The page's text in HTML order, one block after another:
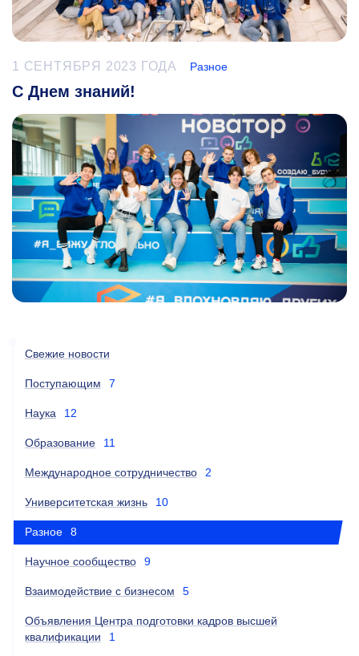
1 СЕНТЯБРЯ 2023 ГОДА Разное
С Днем знаний!
Свежие новости
Поступающим 7
Наука 12
Образование 11
Международное сотрудничество 2
Университетская жизнь 10
Разное 8
Научное сообщество 9
Взаимодействие с бизнесом 5
Объявления Центра подготовки кадров высшей
квалификации
1